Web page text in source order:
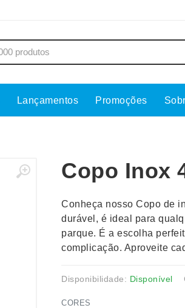
Cuidados Pessoais
Esporte e Jogos
Fones de
Kit
Kit Queijo
Lançamentos Promoções
Copo Inox
Conheça nosso Copo de
durável, é ideal para
parque. É a escolha
complicação. Aproveite
Disponibilidade: Disponível
CORES